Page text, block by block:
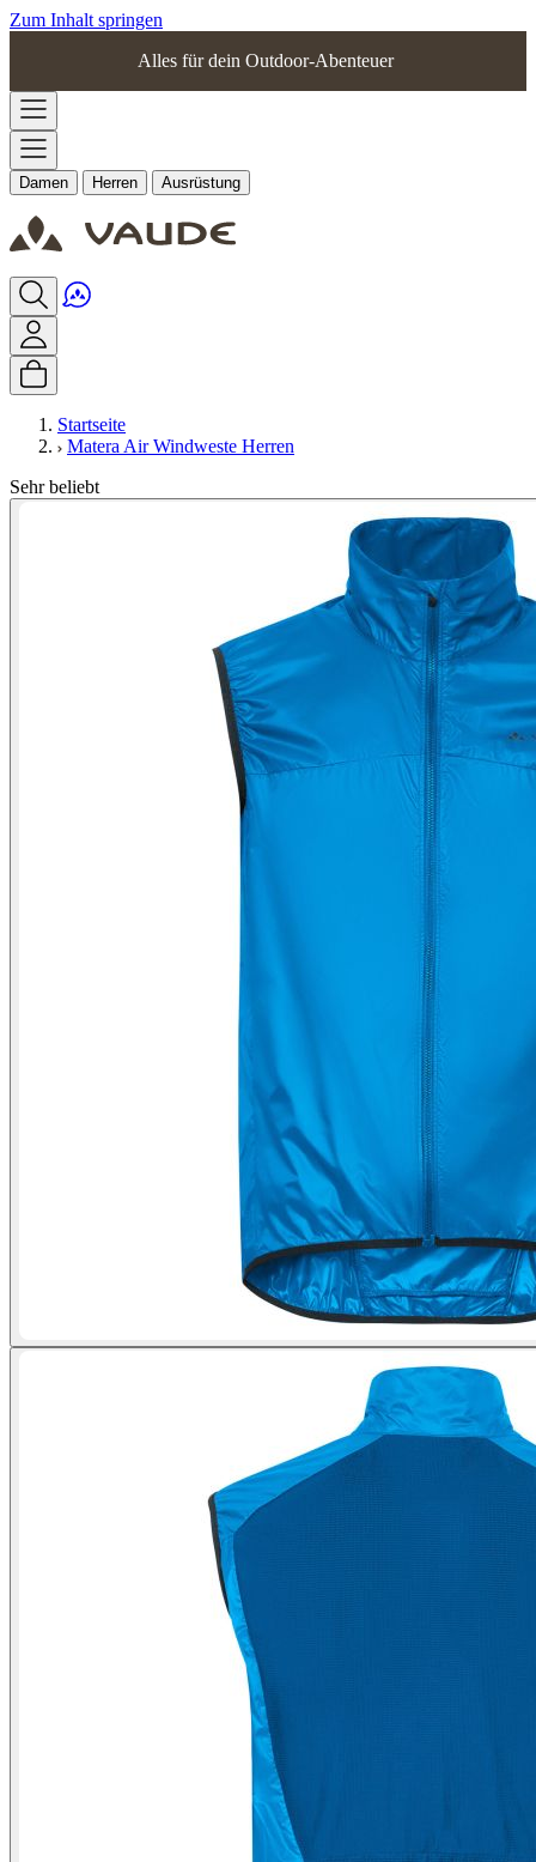
Zum Inhalt springen
Alles für dein Outdoor-Abenteuer
Damen Herren Ausrüstung
Startseite
Matera Air Windweste Herren
Sehr beliebt